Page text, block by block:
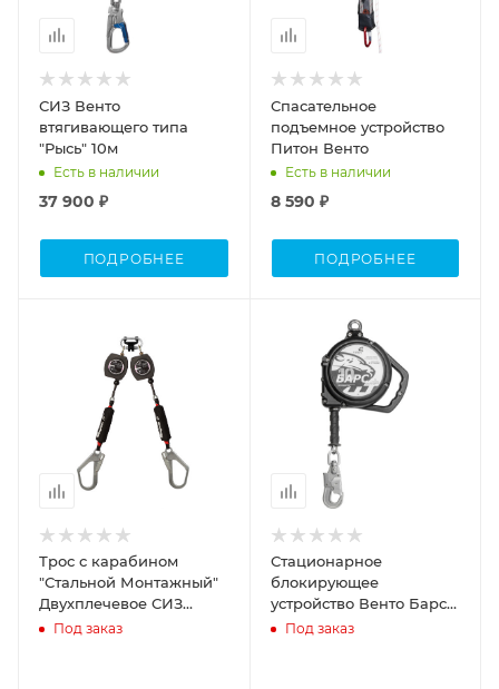
СИЗ Венто
втягивающего типа
"Рысь" 10м
Есть в наличии
37 900 ₽
ПОДРОБНЕЕ
Спасательное
подъемное устройство
Питон Венто
Есть в наличии
8 590 ₽
ПОДРОБНЕЕ
Трос с карабином
"Стальной Монтажный"
Двухплечевое СИЗ
втягивающего типа
Под заказ
Стационарное
блокирующее
устройство Венто Барс
20мПод заказ